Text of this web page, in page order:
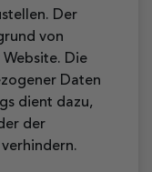
Der
von
Die
Daten
dient dazu,
der